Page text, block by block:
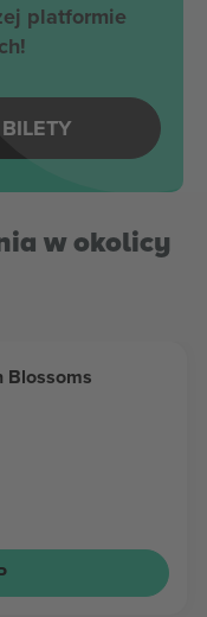
platformie
w okolicy
Blossoms